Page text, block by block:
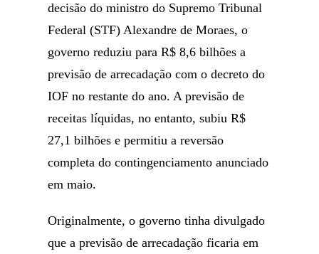
decisão do ministro do Supremo Tribunal
Federal (STF) Alexandre de Moraes, o
governo reduziu para R$ 8,6 bilhões a
previsão de arrecadação com o decreto do
IOF no restante do ano. A previsão de
receitas líquidas, no entanto, subiu R$
27,1 bilhões e permitiu a reversão
completa do contingenciamento anunciado
em maio.
Originalmente, o governo tinha divulgado
que a previsão de arrecadação ficaria em